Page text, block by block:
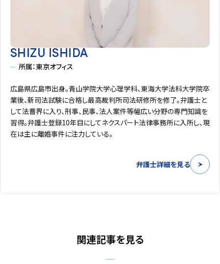
SHIZU ISHIDA
所属：東京オフィス
広島県広島市出身。青山学院大学心理学科、東海大学法科大学院卒
業後、新司法試験に合格し最高裁判所司法研修所を修了。弁護士と
して法曹界に入り、刑事、民事、法人案件等幅広い分野の専門知識を
習得。弁護士登録10年目にしてネクスパート法律事務所に入所し、現
在は主に離婚事件に注力している。
弁護士詳細を見る
関連記事を見る